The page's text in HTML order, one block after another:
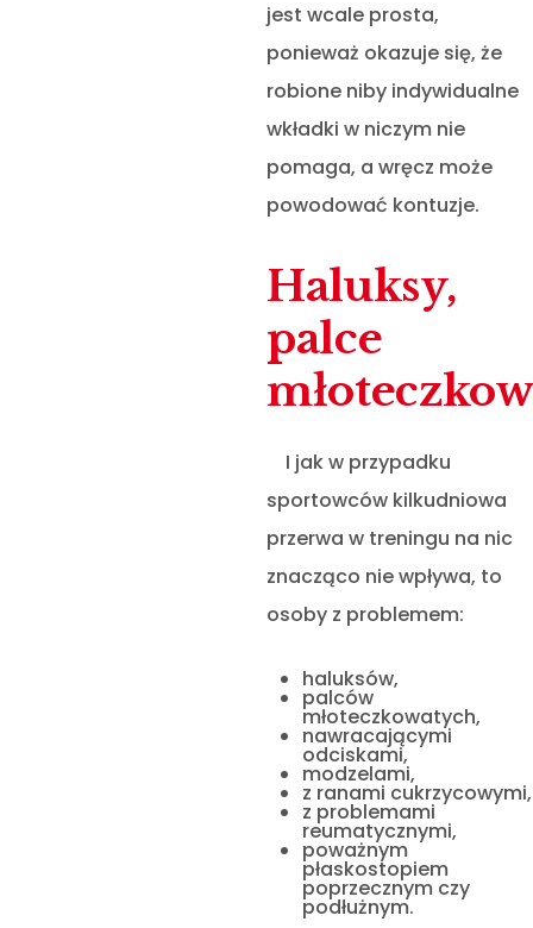
jest wcale prosta,
ponieważ okazuje się, że
robione niby indywidualne
wkładki w niczym nie
pomaga, a wręcz może
powodować kontuzje.
Haluksy,
palce
I jak w przypadku
sportowców kilkudniowa
przerwa w treningu na nic
znacząco nie wpływa, to
osoby z problemem:
haluksów,
palców
młoteczkowatych,
nawracającymi
odciskami,
modzelami,
z ranami cukrzycowymi,
z problemami
reumatycznymi,
poważnym
płaskostopiem
poprzecznym czy
podłużnym.